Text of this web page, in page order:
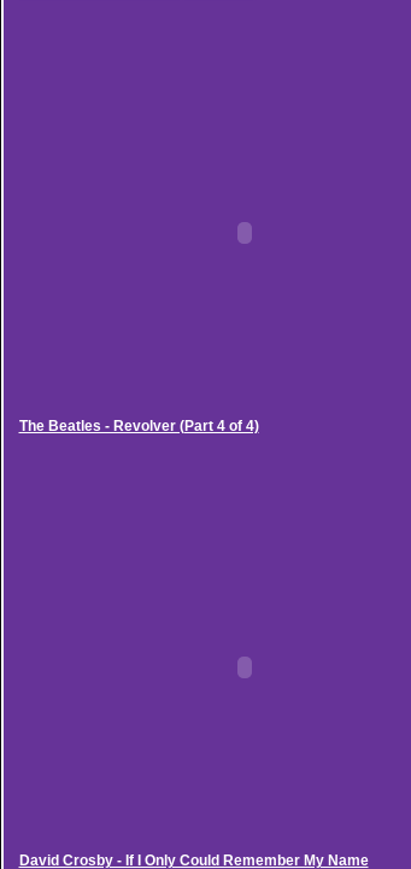
The Beatles - Revolver (Part 4 of 4)
David Crosby - If I Only Could Remember My Name